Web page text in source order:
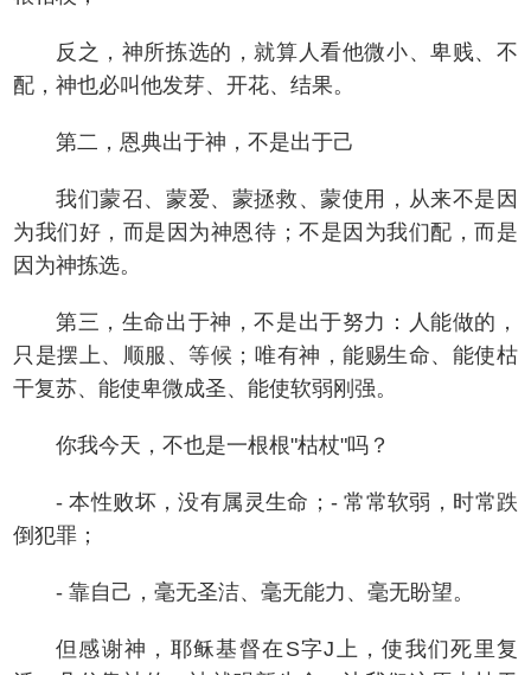
反之，神所拣选的，就算人看他微小、卑贱、不
配，神也必叫他发芽、开花、结果。
第二，恩典出于神，不是出于己
我们蒙召、蒙爱、蒙拯救、蒙使用，从来不是因
为我们好，而是因为神恩待；不是因为我们配，而是
因为神拣选。
第三，生命出于神，不是出于努力：人能做的，
只是摆上、顺服、等候；唯有神，能赐生命、能使枯
干复苏、能使卑微成圣、能使软弱刚强。
你我今天，不也是一根根"枯杖"吗？
- 本性败坏，没有属灵生命；- 常常软弱，时常跌
倒犯罪；
- 靠自己，毫无圣洁、毫无能力、毫无盼望。
但感谢神，耶稣基督在S字J上，使我们死里复